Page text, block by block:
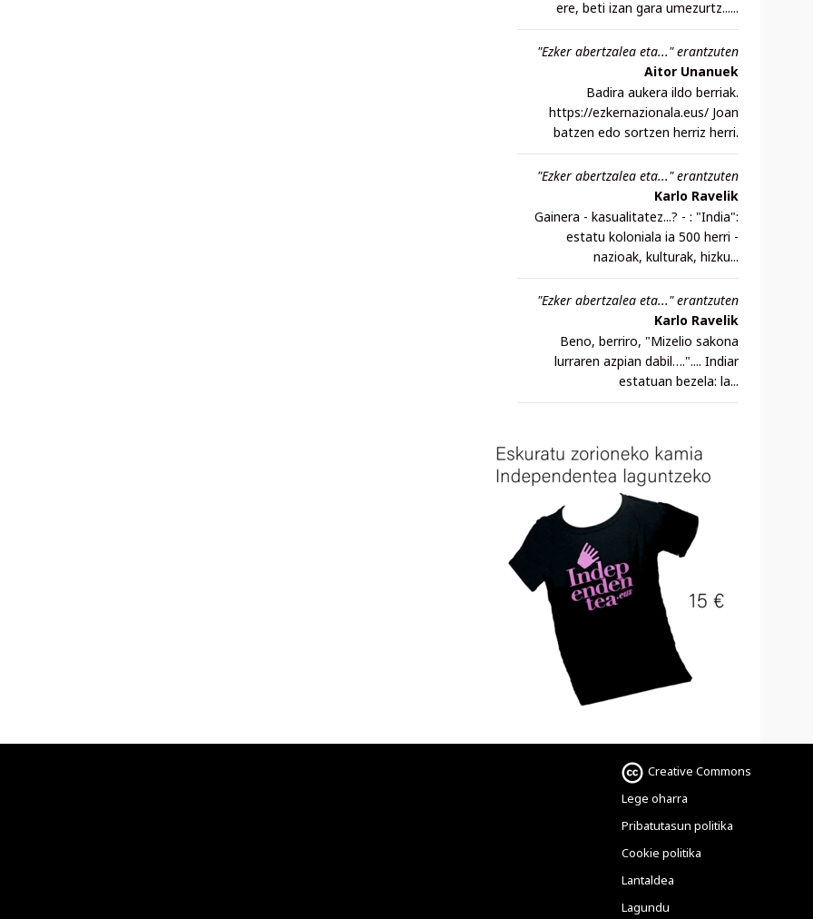
ere, beti izan gara umezurtz......
"Ezker abertzalea eta..." erantzuten
Aitor Unanuek
Badira aukera ildo berriak.
https://ezkernazionala.eus/ Joan
batzen edo sortzen herriz herri.
"Ezker abertzalea eta..." erantzuten
Karlo Ravelik
Gainera - kasualitatez...? - : "India":
estatu koloniala ia 500 herri -
nazioak, kulturak, hizku...
"Ezker abertzalea eta..." erantzuten
Karlo Ravelik
Beno, berriro, "Mizelio sakona
lurraren azpian dabil….".... Indiar
estatuan bezela: la...
Creative Commons
Lege oharra
Pribatutasun politika
Cookie politika
Lantaldea
Lagundu